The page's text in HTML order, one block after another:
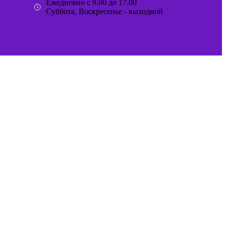
Ежедневно с 9.00 до 17.00
Суббота, Воскресенье - выходной